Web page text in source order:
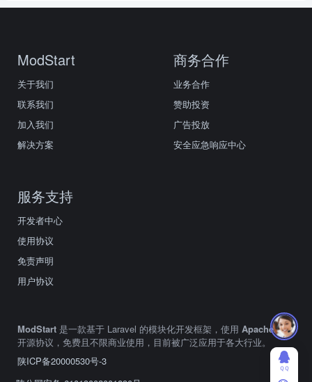
ModStart
关于我们
联系我们
加入我们
解决方案
商务合作
业务合作
赞助投资
广告投放
安全应急响应中心
服务支持
开发者中心
使用协议
免责声明
用户协议
ModStart 是一款基于 Laravel 的模块化开发框架，使用 Apache2.0
开源协议，免费且不限商业使用，目前被广泛应用于各大行业。
陕ICP备20000530号-3
ＱＱ